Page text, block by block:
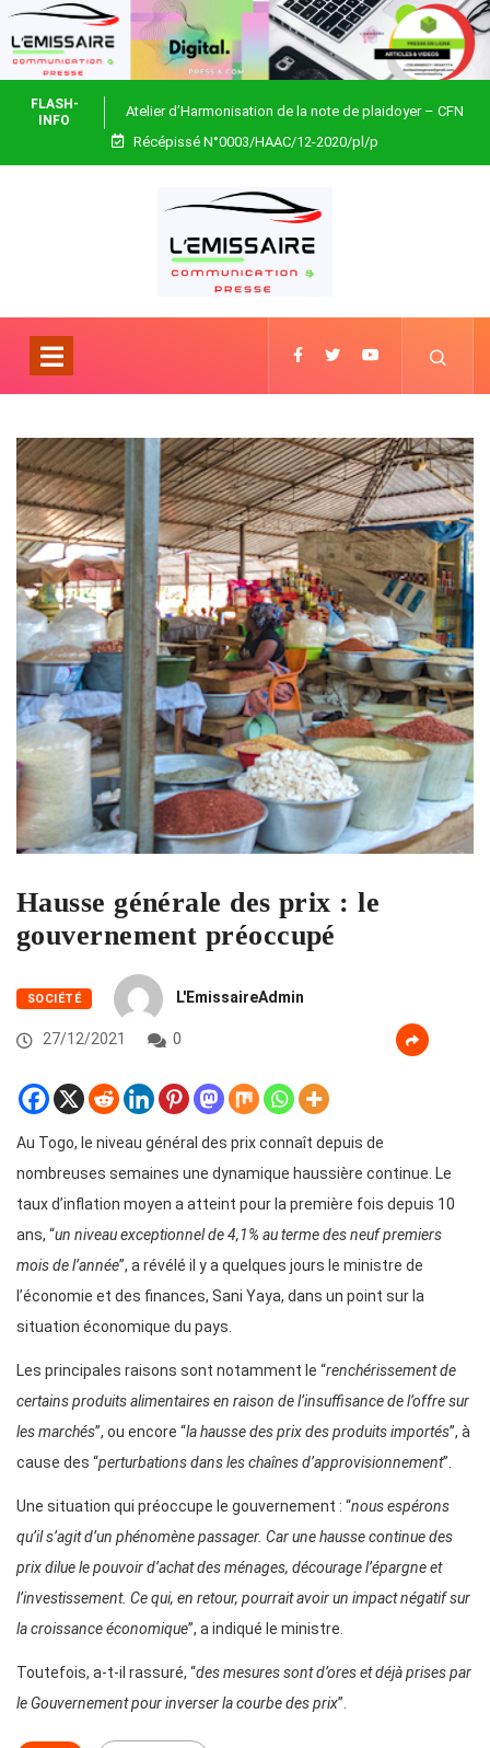
FLASH-
INFO
Atelier d’Harmonisation de la note de plaidoyer – CFN
Togo
Récépissé N°0003/HAAC/12-2020/pl/p
Hausse générale des prix : le
gouvernement préoccupé
SOCIÉTÉ L'EmissaireAdmin
27/12/2021 0
Au Togo, le niveau général des prix connaît depuis de
nombreuses semaines une dynamique haussière continue. Le
taux d’inflation moyen a atteint pour la première fois depuis 10
ans, “un niveau exceptionnel de 4,1% au terme des neuf premiers
mois de l’année”, a révélé il y a quelques jours le ministre de
l’économie et des finances, Sani Yaya, dans un point sur la
situation économique du pays.
Les principales raisons sont notamment le “renchérissement de
certains produits alimentaires en raison de l’insuffisance de l’offre sur
les marchés”, ou encore “la hausse des prix des produits importés”, à
cause des “perturbations dans les chaînes d’approvisionnement”.
Une situation qui préoccupe le gouvernement : “nous espérons
qu’il s’agit d’un phénomène passager. Car une hausse continue des
prix dilue le pouvoir d’achat des ménages, décourage l’épargne et
l’investissement. Ce qui, en retour, pourrait avoir un impact négatif sur
la croissance économique”, a indiqué le ministre.
Toutefois, a-t-il rassuré, “des mesures sont d’ores et déjà prises par
le Gouvernement pour inverser la courbe des prix”.